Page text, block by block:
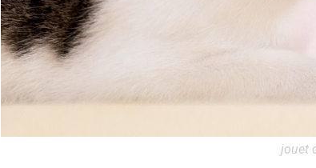
jouet